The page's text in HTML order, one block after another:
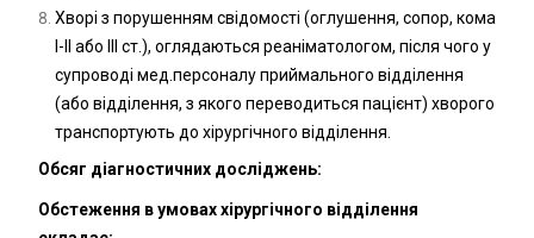
Хворі з порушенням свідомості (оглушення, сопор, кома
І-ІІ або III ст.), оглядаються реаніматологом, після чого у
супроводі мед.персоналу приймального відділення
(або відділення, з якого переводиться пацієнт) хворого
транспортують до хірургічного відділення.
Обсяг діагностичних досліджень:
Обстеження в умовах хірургічного відділення